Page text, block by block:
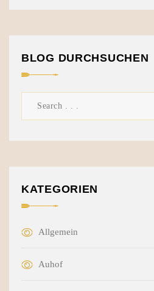
BLOG DURCHSUCHEN
KATEGORIEN
Allgemein
Auhof